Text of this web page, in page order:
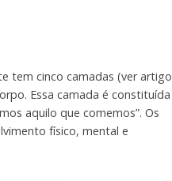
tem cinco camadas (ver artigo
Essa camada é constituída
aquilo que comemos”. Os
físico, mental e